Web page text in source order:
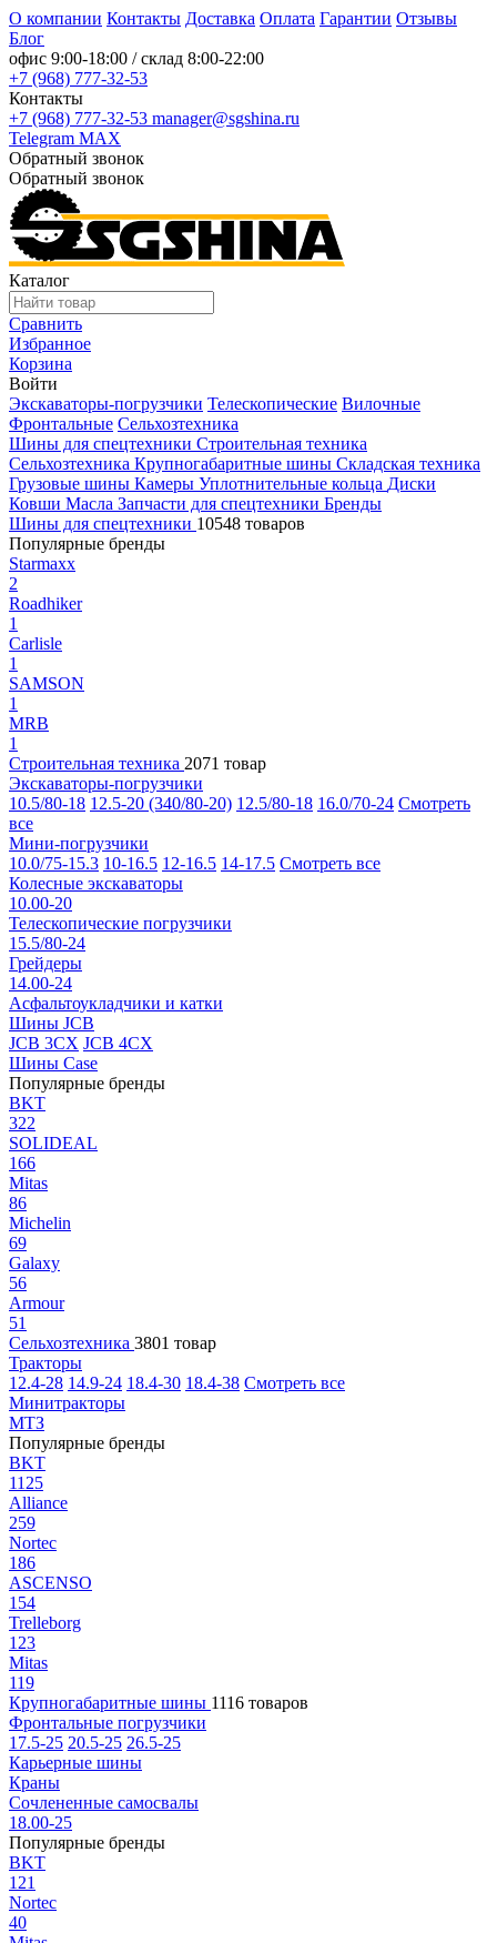
О компании Контакты Доставка Оплата Гарантии Отзывы
Блог
офис 9:00-18:00 / склад 8:00-22:00
+7 (968) 777-32-53
Контакты
+7 (968) 777-32-53 manager@sgshina.ru
Telegram MAX
Обратный звонок
Обратный звонок
Каталог
Сравнить
Избранное
Корзина
Войти
Экскаваторы-погрузчики Телескопические Вилочные
Фронтальные Сельхозтехника
Шины для спецтехники Строительная техника
Сельхозтехника Крупногабаритные шины Складская техника
Грузовые шины Камеры Уплотнительные кольца Диски
Ковши Масла Запчасти для спецтехники Бренды
Шины для спецтехники 10548 товаров
Популярные бренды
Starmaxx
2
Roadhiker
1
Carlisle
1
SAMSON
1
MRB
1
Строительная техника 2071 товар
Экскаваторы-погрузчики
10.5/80-18 12.5-20 (340/80-20) 12.5/80-18 16.0/70-24 Смотреть
все
Мини-погрузчики
10.0/75-15.3 10-16.5 12-16.5 14-17.5 Смотреть все
Колесные экскаваторы
10.00-20
Телескопические погрузчики
15.5/80-24
Грейдеры
14.00-24
Асфальтоукладчики и катки
Шины JCB
JCB 3CX JCB 4CX
Шины Case
Популярные бренды
BKT
322
SOLIDEAL
166
Mitas
86
Michelin
69
Galaxy
56
Armour
51
Сельхозтехника 3801 товар
Тракторы
12.4-28 14.9-24 18.4-30 18.4-38 Смотреть все
Минитракторы
МТЗ
Популярные бренды
BKT
1125
Alliance
259
Nortec
186
ASCENSO
154
Trelleborg
123
Mitas
119
Крупногабаритные шины 1116 товаров
Фронтальные погрузчики
17.5-25 20.5-25 26.5-25
Карьерные шины
Краны
Сочлененные самосвалы
18.00-25
Популярные бренды
BKT
121
Nortec
40